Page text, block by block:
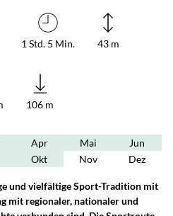
1 Std. 5 Min. 43 m
106 m
Apr Mai
Jun
Okt Nov Dez
und vielfältige Sport-Tradition mit
mit regionaler, nationaler und